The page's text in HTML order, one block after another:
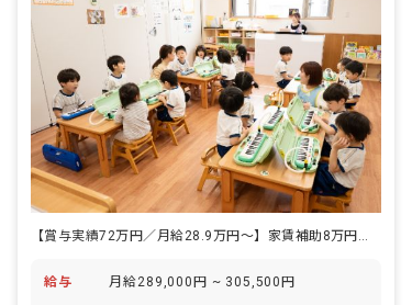
ちの使命です。
給与 月給289,000円 ~ 305,500円